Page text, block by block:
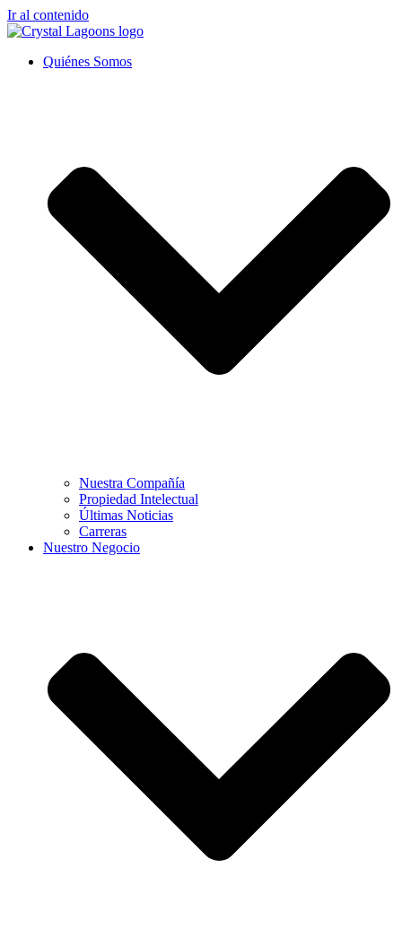
Ir al contenido
Quiénes Somos
Nuestra Compañía
Propiedad Intelectual
Últimas Noticias
Carreras
Nuestro Negocio